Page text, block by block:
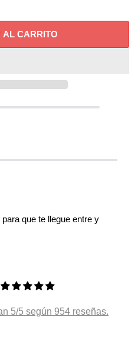
AL CARRITO
para que te llegue entre y
5/5 según 954 reseñas.